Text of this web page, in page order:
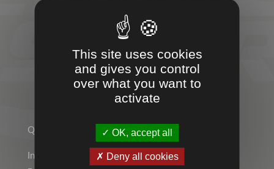
SPORT &
ENTREPRISES
TEMPS 2 SPORT
Qui sommes-nous ?
Indépendant ? Rejoignez le Réseau Temps 2 Sport !
This site uses cookies
and gives you control
over what you want to
activate
OK, accept all
Deny all cookies